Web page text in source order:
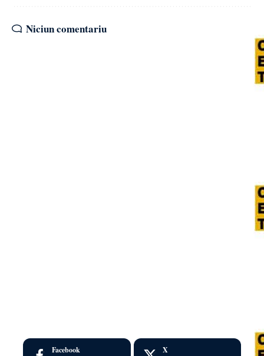
Niciun comentariu
Facebook X